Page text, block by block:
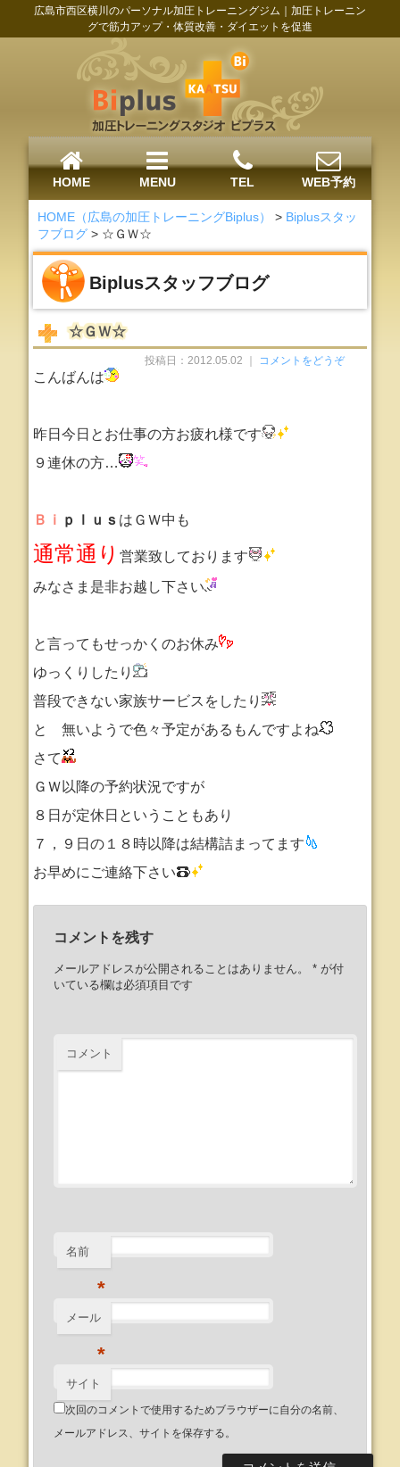
広島市西区横川のパーソナル加圧トレーニングジム｜加圧トレーニン
グで筋力アップ・体質改善・ダイエットを促進
HOME MENU TEL WEB予約
HOME（広島の加圧トレーニングBiplus） > Biplusスタッ
フブログ > ☆ＧＷ☆
Biplusスタッフブログ
☆ＧＷ☆
投稿日：2012.05.02 ｜ コメントをどうぞ
こんばんは
昨日今日とお仕事の方お疲れ様です
９連休の方…
Ｂｉ ｐｌｕｓ はＧＷ中も
通常通り営業致しております
みなさま是非お越し下さい
と言ってもせっかくのお休み
ゆっくりしたり
普段できない家族サービスをしたり
と無いようで色々予定があるもんですよね
さて
ＧＷ以降の予約状況ですが
８日が定休日ということもあり
７，９日の１８時以降は結構詰まってます
お早めにご連絡下さい
コメントを残す
メールアドレスが公開されることはありません。 *が付
いている欄は必須項目です
コメント
名前
*
メール
*
サイト
次回のコメントで使用するためブラウザーに自分の名前、
メールアドレス、サイトを保存する。